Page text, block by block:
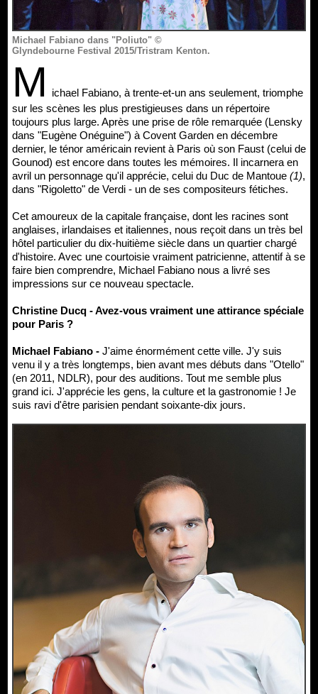
Michael Fabiano dans "Poliuto" ©
Glyndebourne Festival 2015/Tristram Kenton.
M
ichael Fabiano, à trente-et-un ans seulement, triomphe
sur les scènes les plus prestigieuses dans un répertoire
toujours plus large. Après une prise de rôle remarquée (Lensky
dans "Eugène Onéguine") à Covent Garden en décembre
dernier, le ténor américain revient à Paris où son Faust (celui de
Gounod) est encore dans toutes les mémoires. Il incarnera en
avril un personnage qu'il apprécie, celui du Duc de Mantoue (1),
dans "Rigoletto" de Verdi - un de ses compositeurs fétiches.
Cet amoureux de la capitale française, dont les racines sont
anglaises, irlandaises et italiennes, nous reçoit dans un très bel
hôtel particulier du dix-huitième siècle dans un quartier chargé
d'histoire. Avec une courtoisie vraiment patricienne, attentif à se
faire bien comprendre, Michael Fabiano nous a livré ses
impressions sur ce nouveau spectacle.
Christine Ducq - Avez-vous vraiment une attirance spéciale
pour Paris ?
Michael Fabiano - J'aime énormément cette ville. J'y suis
venu il y a très longtemps, bien avant mes débuts dans "Otello"
(en 2011, NDLR), pour des auditions. Tout me semble plus
grand ici. J'apprécie les gens, la culture et la gastronomie ! Je
suis ravi d'être parisien pendant soixante-dix jours.